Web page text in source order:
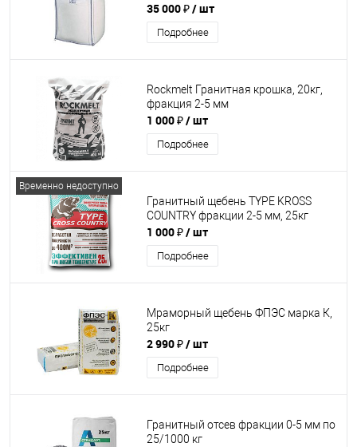
35 000 ₽/ шт
Подробнее
Rockmelt Гранитная крошка, 20кг,
фракция 2-5 мм
1 000 ₽/ шт
Подробнее
Временно недоступно
Гранитный щебень TYPE KROSS
COUNTRY фракции 2-5 мм, 25кг
1 000 ₽/ шт
Подробнее
Мраморный щебень ФПЭС марка К,
25кг
2 990 ₽/ шт
Подробнее
Гранитный отсев фракции 0-5 мм по
25/1000 кг